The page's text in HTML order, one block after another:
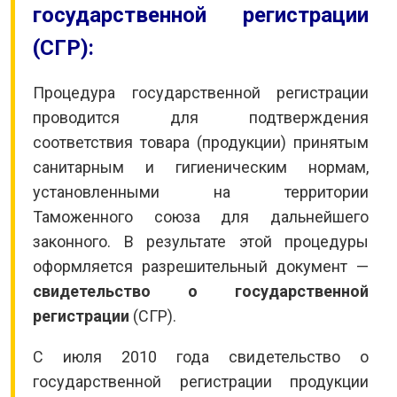
государственной регистрации
(СГР):
Процедура государственной регистрации
проводится для подтверждения
соответствия товара (продукции) принятым
санитарным и гигиеническим нормам,
установленными на территории
Таможенного союза для дальнейшего
законного. В результате этой процедуры
оформляется разрешительный документ —
свидетельство о государственной
регистрации (СГР).
С июля 2010 года свидетельство о
государственной регистрации продукции